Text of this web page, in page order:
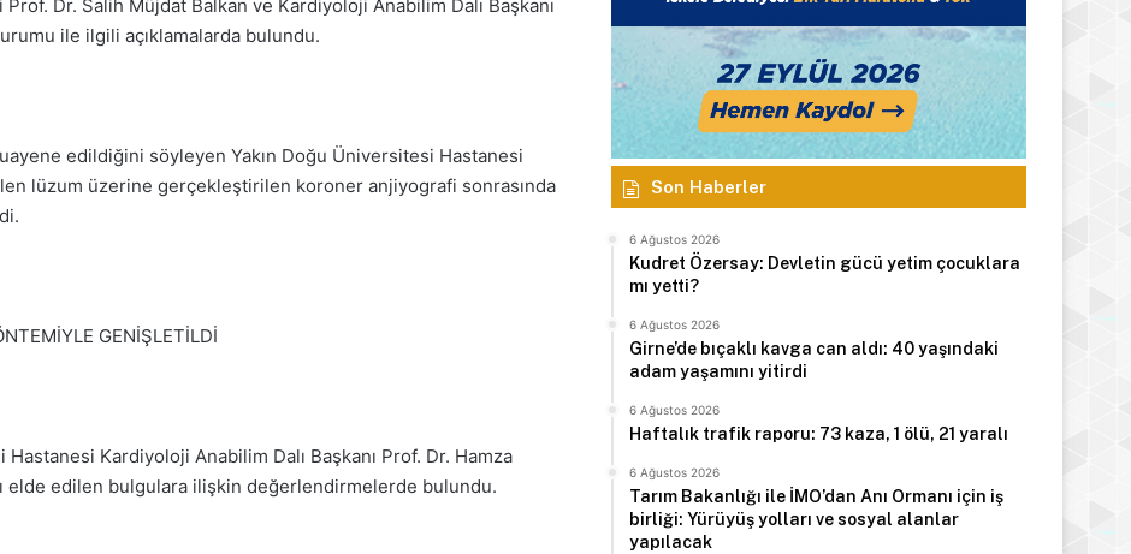
Dr. Salih Müjdat Balkan ve Kardiyoloji Anabilim Dalı Başkanı
ile ilgili açıklamalarda bulundu.
edildiğini söyleyen Yakın Doğu Üniversitesi Hastanesi
lüzum üzerine gerçekleştirilen koroner anjiyografi sonrasında
GENİŞLETİLDİ
Kardiyoloji Anabilim Dalı Başkanı Prof. Dr. Hamza
edilen bulgulara ilişkin değerlendirmelerde bulundu.
Son Haberler
6 Ağustos 2026
Kudret Özersay: Devletin gücü yetim çocuklara
mı yetti?
6 Ağustos 2026
Girne’de bıçaklı kavga can aldı: 40 yaşındaki
adam yaşamını yitirdi
6 Ağustos 2026
Haftalık trafik raporu: 73 kaza, 1 ölü, 21 yaralı
6 Ağustos 2026
Tarım Bakanlığı ile İMO’dan Anı Ormanı için iş
birliği: Yürüyüş yolları ve sosyal alanlar
yapılacak